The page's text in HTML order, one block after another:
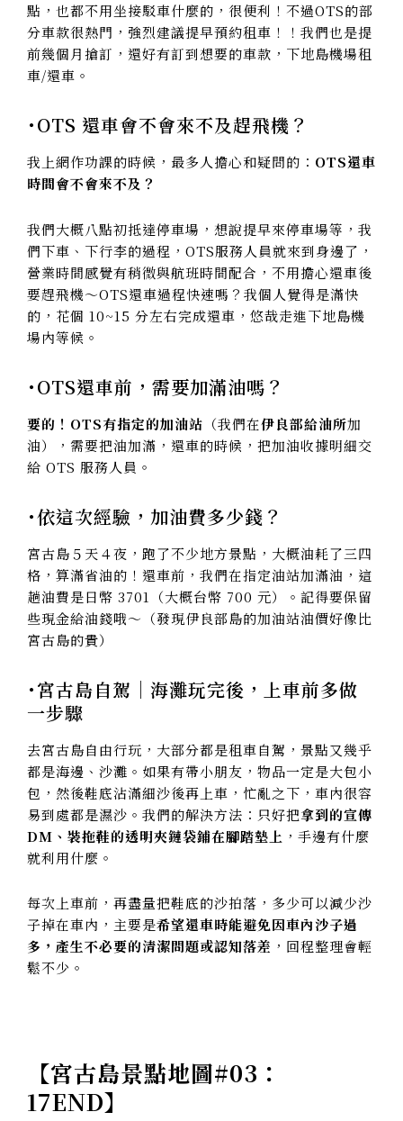
點，也都不用坐接駁車什麼的，很便利！不過OTS的部
分車款很熱門，強烈建議提早預約租車！！我們也是提
前幾個月搶訂，還好有訂到想要的車款，下地島機場租
車/還車。
･OTS 還車會不會來不及趕飛機？
我上網作功課的時候，最多人擔心和疑問的： OTS還車
時間會不會來不及？
我們大概八點初抵達停車場，想說提早來停車場等，我
們下車、下行李的過程，OTS服務人員就來到身邊了，
營業時間感覺有稍微與航班時間配合，不用擔心還車後
要趕飛機～OTS還車過程快速嗎？我個人覺得是滿快
的，花個 10~15 分左右完成還車，悠哉走進下地島機
場內等候。
･OTS還車前，需要加滿油嗎？
要的！OTS有指定的加油站 （我們在伊良部給油所加
油），需要把油加滿，還車的時候，把加油收據明細交
給 OTS 服務人員。
･依這次經驗，加油費多少錢？
宮古島５天４夜，跑了不少地方景點，大概油耗了三四
格，算滿省油的！還車前，我們在指定油站加滿油，這
趟油費是日幣 3701（大概台幣 700 元）。記得要保留
些現金給油錢哦～（發現伊良部島的加油站油價好像比
宮古島的貴）
･宮古島自駕｜海灘玩完後，上車前多做
一步驟
去宮古島自由行玩，大部分都是租車自駕，景點又幾乎
都是海邊、沙灘。如果有帶小朋友，物品一定是大包小
包，然後鞋底沾滿細沙後再上車，忙亂之下，車內很容
易到處都是濕沙。我們的解決方法：只好把拿到的宣傳
DM、裝拖鞋的透明夾鏈袋鋪在腳踏墊上 ，手邊有什麼
就利用什麼。
每次上車前，再盡量把鞋底的沙拍落，多少可以減少沙
子掉在車內，主要是希望還車時能避免因車內沙子過
多，產生不必要的清潔問題或認知落差 ，回程整理會輕
鬆不少。
【宮古島景點地圖#03：
17END】